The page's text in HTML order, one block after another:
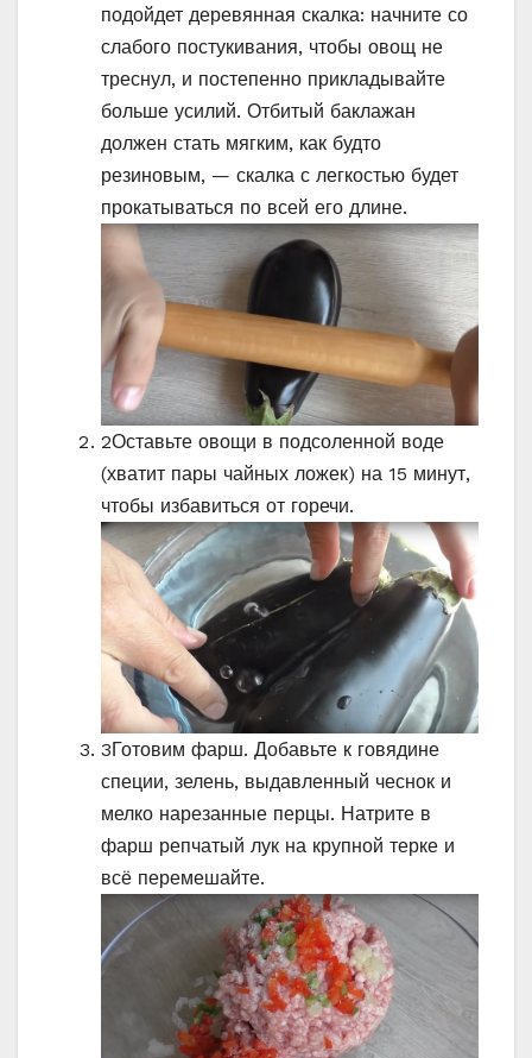
подойдет деревянная скалка: начните со
слабого постукивания, чтобы овощ не
треснул, и постепенно прикладывайте
больше усилий. Отбитый баклажан
должен стать мягким, как будто
резиновым, — скалка с легкостью будет
прокатываться по всей его длине.
2Оставьте овощи в подсоленной воде
(хватит пары чайных ложек) на 15 минут,
чтобы избавиться от горечи.
3Готовим фарш. Добавьте к говядине
специи, зелень, выдавленный чеснок и
мелко нарезанные перцы. Натрите в
фарш репчатый лук на крупной терке и
всё перемешайте.